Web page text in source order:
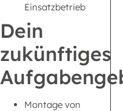
Einsatzbetrieb
Dein
zukünftiges
Montage von